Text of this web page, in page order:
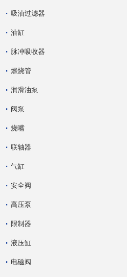
吸油过滤器
油缸
脉冲吸收器
燃烧管
润滑油泵
阀泵
烧嘴
联轴器
气缸
安全阀
高压泵
限制器
液压缸
电磁阀